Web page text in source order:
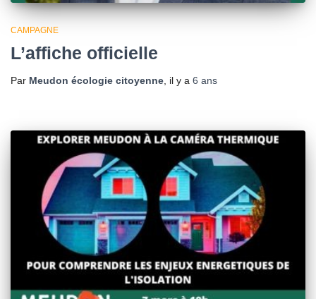
CAMPAGNE
L’affiche officielle
Par Meudon écologie citoyenne, il y a 6 ans